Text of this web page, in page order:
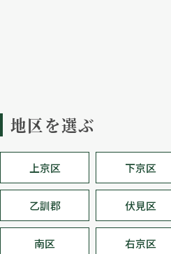
地区を選ぶ
上京区 下京区
乙訓郡 伏見区
南区 右京区